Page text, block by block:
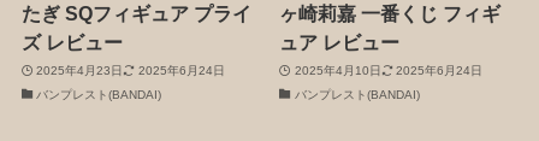
たぎ SQフィギュア プライ
ズ レビュー
2025年4月23日
2025年6月24日
バンプレスト(BANDAI)
ヶ崎莉嘉 一番くじ フィギ
ュア レビュー
2025年4月10日
2025年6月24日
バンプレスト(BANDAI)